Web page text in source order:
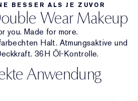
BESSER ALS JE ZUVOR
Wear Makeup
you. Made for more.
Halt. Atmungsaktive und
36H Öl-Kontrolle.
Anwendung